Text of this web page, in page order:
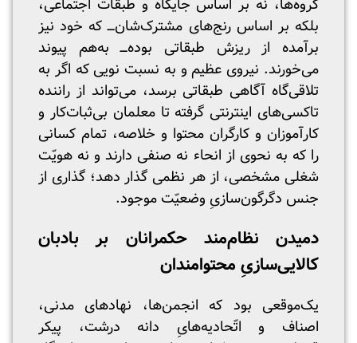
گروه‌ها، نه بر اساس جایگاه و طبقات اجتماعی،
بلکه بر اساس رنج‌های مشترک‌شان‌ـــ‌ که خود نیز
برآمده از ریزش طبقاتی بوده‌ـــ‌ به‌‌هم پیوند
می‌خورند. نیروی عظیم و به نسبت نویی که اگر به
تلاقی‌گاه آگاهی طبقاتی برسد، می‌تواند از راننده‌
تاکسی‌های اینترنتی گرفته تا معلمان بی‌ثبات‌‌کار و
کارآموزان و کارگران محتوا و خلاصه، تمام کسانی
را که به نحوی از انحاء نه صنفی دارند و نه هویّت
شغلی مشخصی، از هر نظمی گذار دهد؛ گذاری از
جنس دگرگون‌سازیِ وضعیّت موجود.
دمیدن نظام‌مند حکمرانان بر بادبان
کالایی‌سازیِ محتوامندان
یک‌موقعی بود که انجمن‌ها، نهادهای مدنی،
اصناف و اتّحادیه‌هایِ دانه درشت، پیکر